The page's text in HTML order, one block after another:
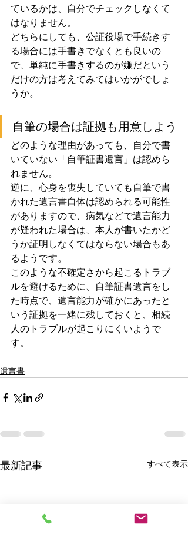
ているかは、自分でチェックしなくて
はなりません。
どちらにしても、公証役場で手続きす
る場合には手書きでなくとも良いの
で、単純に手書きするのが嫌だという
だけの方は考えてみてはいかがでしょ
うか。
自筆の場合は証拠も用意しよう
どのような理由があっても、自分で書
いていない「自筆証書遺言」は認めら
れません。
逆に、心身を喪失していても自筆で書
かれた遺言書自体は認められる可能性
がありますので、病気などで遺言能力
が疑われた場合は、本人が書いたかど
うか証明しなくてはならない場合もあ
るようです。
このような不確定さから起こるトラブ
ルを避けるために、自筆証書遺言をし
た時点で、遺言能力が確かにあったと
いう証拠を一緒に残しておくと、相続
人のトラブルが起こりにくいようで
す。
遺言書
最新記事 すべて表示